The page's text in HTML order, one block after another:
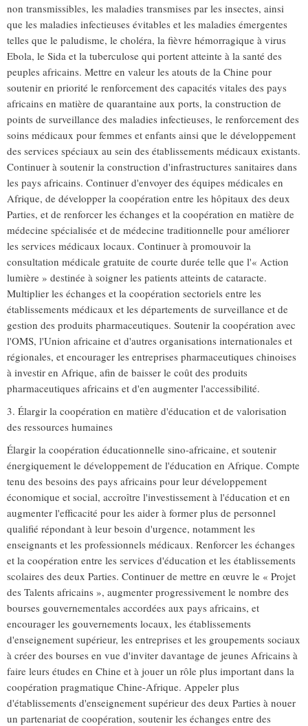
non transmissibles, les maladies transmises par les insectes, ainsi
que les maladies infectieuses évitables et les maladies émergentes
telles que le paludisme, le choléra, la fièvre hémorragique à virus
Ebola, le Sida et la tuberculose qui portent atteinte à la santé des
peuples africains. Mettre en valeur les atouts de la Chine pour
soutenir en priorité le renforcement des capacités vitales des pays
africains en matière de quarantaine aux ports, la construction de
points de surveillance des maladies infectieuses, le renforcement des
soins médicaux pour femmes et enfants ainsi que le développement
des services spéciaux au sein des établissements médicaux existants.
Continuer à soutenir la construction d'infrastructures sanitaires dans
les pays africains. Continuer d'envoyer des équipes médicales en
Afrique, de développer la coopération entre les hôpitaux des deux
Parties, et de renforcer les échanges et la coopération en matière de
médecine spécialisée et de médecine traditionnelle pour améliorer
les services médicaux locaux. Continuer à promouvoir la
consultation médicale gratuite de courte durée telle que l'« Action
lumière » destinée à soigner les patients atteints de cataracte.
Multiplier les échanges et la coopération sectoriels entre les
établissements médicaux et les départements de surveillance et de
gestion des produits pharmaceutiques. Soutenir la coopération avec
l'OMS, l'Union africaine et d'autres organisations internationales et
régionales, et encourager les entreprises pharmaceutiques chinoises
à investir en Afrique, afin de baisser le coût des produits
pharmaceutiques africains et d'en augmenter l'accessibilité.
3. Élargir la coopération en matière d'éducation et de valorisation
des ressources humaines
Élargir la coopération éducationnelle sino-africaine, et soutenir
énergiquement le développement de l'éducation en Afrique. Compte
tenu des besoins des pays africains pour leur développement
économique et social, accroître l'investissement à l'éducation et en
augmenter l'efficacité pour les aider à former plus de personnel
qualifié répondant à leur besoin d'urgence, notamment les
enseignants et les professionnels médicaux. Renforcer les échanges
et la coopération entre les services d'éducation et les établissements
scolaires des deux Parties. Continuer de mettre en œuvre le « Projet
des Talents africains », augmenter progressivement le nombre des
bourses gouvernementales accordées aux pays africains, et
encourager les gouvernements locaux, les établissements
d'enseignement supérieur, les entreprises et les groupements sociaux
à créer des bourses en vue d'inviter davantage de jeunes Africains à
faire leurs études en Chine et à jouer un rôle plus important dans la
coopération pragmatique Chine-Afrique. Appeler plus
d'établissements d'enseignement supérieur des deux Parties à nouer
un partenariat de coopération, soutenir les échanges entre des